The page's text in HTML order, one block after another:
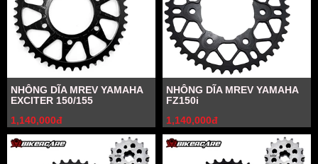
NHÔNG DĨA MREV YAMAHA
EXCITER 150/155
1,140,000đ
NHÔNG DĨA MREV YAMAHA
FZ150i
1,140,000đ